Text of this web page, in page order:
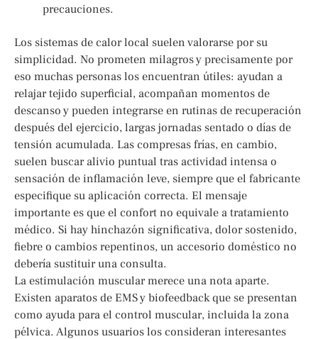
precauciones.
Los sistemas de calor local suelen valorarse por su
simplicidad. No prometen milagros y precisamente por
eso muchas personas los encuentran útiles: ayudan a
relajar tejido superficial, acompañan momentos de
descanso y pueden integrarse en rutinas de recuperación
después del ejercicio, largas jornadas sentado o días de
tensión acumulada. Las compresas frías, en cambio,
suelen buscar alivio puntual tras actividad intensa o
sensación de inflamación leve, siempre que el fabricante
especifique su aplicación correcta. El mensaje
importante es que el confort no equivale a tratamiento
médico. Si hay hinchazón significativa, dolor sostenido,
fiebre o cambios repentinos, un accesorio doméstico no
debería sustituir una consulta.
La estimulación muscular merece una nota aparte.
Existen aparatos de EMS y biofeedback que se presentan
como ayuda para el control muscular, incluida la zona
pélvica. Algunos usuarios los consideran interesantes